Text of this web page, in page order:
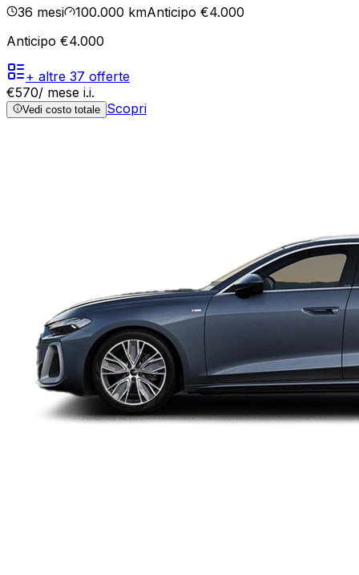
36 mesi 100.000 kmAnticipo €4.000
Anticipo €4.000
+ altre 37 offerte
€570/ mese i.i.
Vedi costo totale Scopri